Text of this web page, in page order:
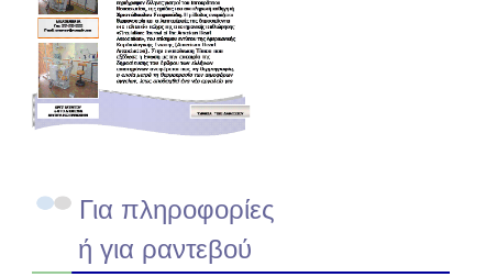
Για πληροφορίες
ή για ραντεβού